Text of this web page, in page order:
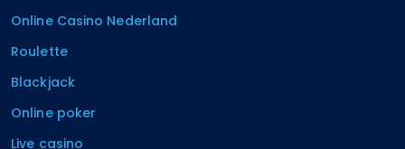
Online Casino Nederland
Roulette
Blackjack
Online poker
Live casino